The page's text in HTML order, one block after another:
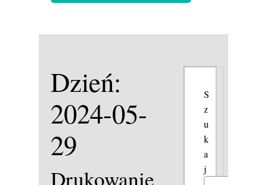
Dzień:
2024-05-
29
Drukowanie
S
z
u
k
a
j